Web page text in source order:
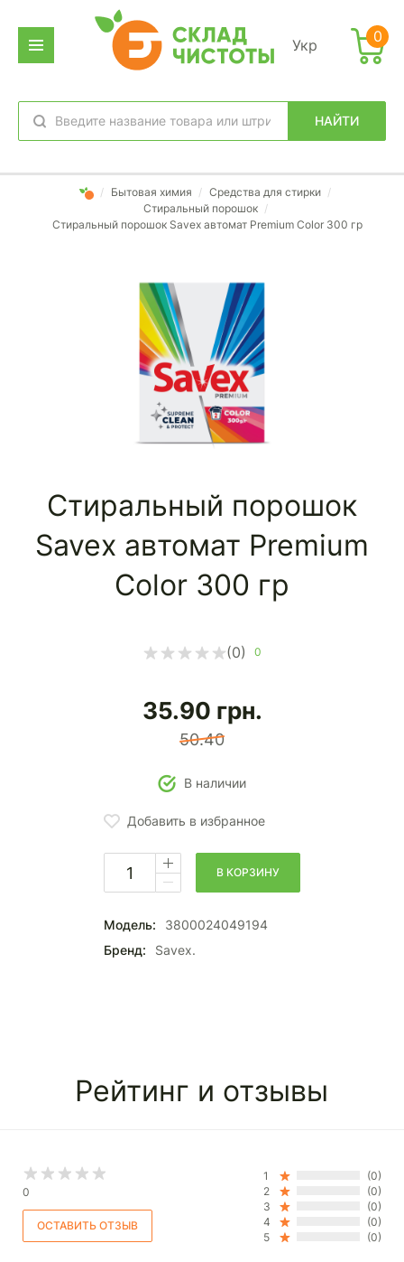
Укр
НАЙТИ
избранное вход
0
/ Бытовая химия / Средства для стирки /
Стиральный порошок /
Стиральный порошок Savex автомат Premium Color 300 гр
Стиральный порошок
Savex автомат Premium
Color 300 гр
(0) 0
35.90 грн.
50.40
В наличии
Добавить в избранное
В КОРЗИНУ
Модель:
3800024049194
Бренд:
Savex.
Рейтинг и отзывы
0
1
(0)
2
(0)
3
(0)
4
(0)
5
(0)